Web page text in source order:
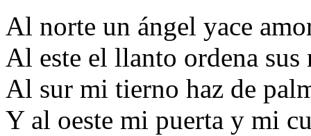
Al norte un ángel yace
Al este el llanto ordena sus
Al sur mi tierno haz de
Y al oeste mi puerta y mi